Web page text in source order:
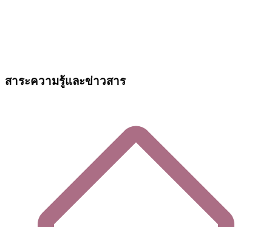
สาระความรู้และข่าวสาร